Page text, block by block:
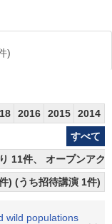
)
2016 2015
2014
すべて
11件、 オープンアク
) (うち招待講演 1件)
wild populations